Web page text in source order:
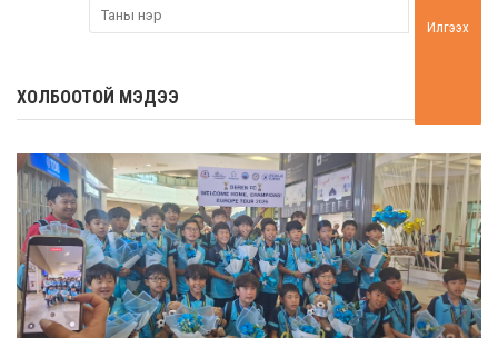
Илгээх
ХОЛБООТОЙ МЭДЭЭ